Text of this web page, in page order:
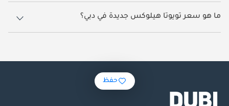
1,280 سيارة تويوتا هيلوكس جديدة متوفرة للبيع في دبي.
ما هو سعر تويوتا هيلوكس جديدة في دبي؟
يبدأ سعر سيارة تويوتا هيلوكس جديدة في دبي 98,000.
حفظ